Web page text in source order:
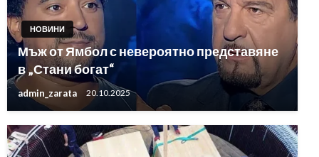
НОВИНИ
Мъж от Ямбол с невероятно представяне
в „Стани богат“
admin_zarata 20.10.2025